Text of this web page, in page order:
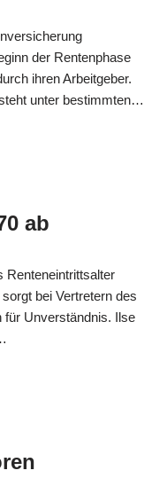
der Rentenphase
ihren Arbeitgeber.
unter bestimmten…
ab
Renteneintrittsalter
bei Vertretern des
für Unverständnis. Ilse